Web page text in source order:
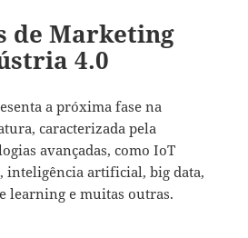
de Marketing
4.0
a próxima fase na
caracterizada pela
avançadas, como IoT
inteligência artificial, big data,
learning e muitas outras.
de Marketing para a